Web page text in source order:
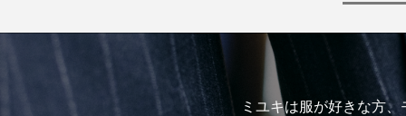
ミユキは服が好きな方